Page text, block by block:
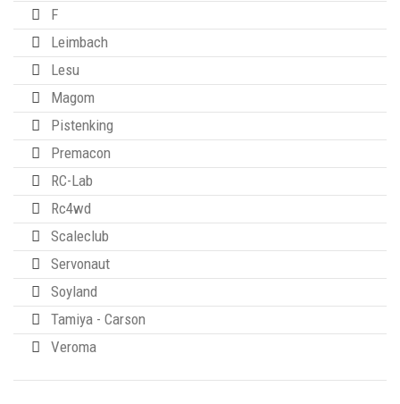
F
Leimbach
Lesu
Magom
Pistenking
Premacon
RC-Lab
Rc4wd
Scaleclub
Servonaut
Soyland
Tamiya - Carson
Veroma